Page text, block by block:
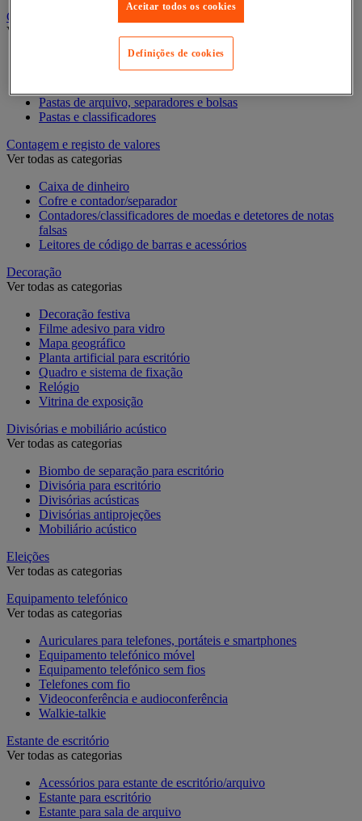
Classificação e arquivo
Ver todas as categorias
Acessórios de arquivo para o escritório
Caixa de arquivo
Pastas de arquivo, separadores e bolsas
Pastas e classificadores
Contagem e registo de valores
Ver todas as categorias
Caixa de dinheiro
Cofre e contador/separador
Contadores/classificadores de moedas e detetores de notas
falsas
Leitores de código de barras e acessórios
Decoração
Ver todas as categorias
Decoração festiva
Filme adesivo para vidro
Mapa geográfico
Planta artificial para escritório
Quadro e sistema de fixação
Relógio
Vitrina de exposição
Divisórias e mobiliário acústico
Ver todas as categorias
Biombo de separação para escritório
Divisória para escritório
Divisórias acústicas
Divisórias antiprojeções
Mobiliário acústico
Eleições
Ver todas as categorias
Equipamento telefónico
Ver todas as categorias
Auriculares para telefones, portáteis e smartphones
Equipamento telefónico móvel
Equipamento telefónico sem fios
Telefones com fio
Videoconferência e audioconferência
Walkie-talkie
Estante de escritório
Ver todas as categorias
Acessórios para estante de escritório/arquivo
Estante para escritório
Estante para sala de arquivo
Aceitar todos os cookies
Definições de cookies